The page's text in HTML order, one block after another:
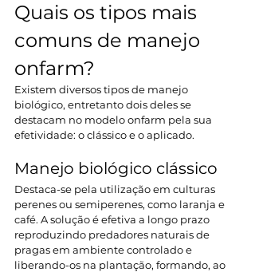
Quais os tipos mais
comuns de manejo
onfarm?
Existem diversos tipos de manejo
biológico, entretanto dois deles se
destacam no modelo onfarm pela sua
efetividade: o clássico e o aplicado.
Manejo biológico clássico
Destaca-se pela utilização em culturas
perenes ou semiperenes, como laranja e
café. A solução é efetiva a longo prazo
reproduzindo predadores naturais de
pragas em ambiente controlado e
liberando-os na plantação, formando, ao